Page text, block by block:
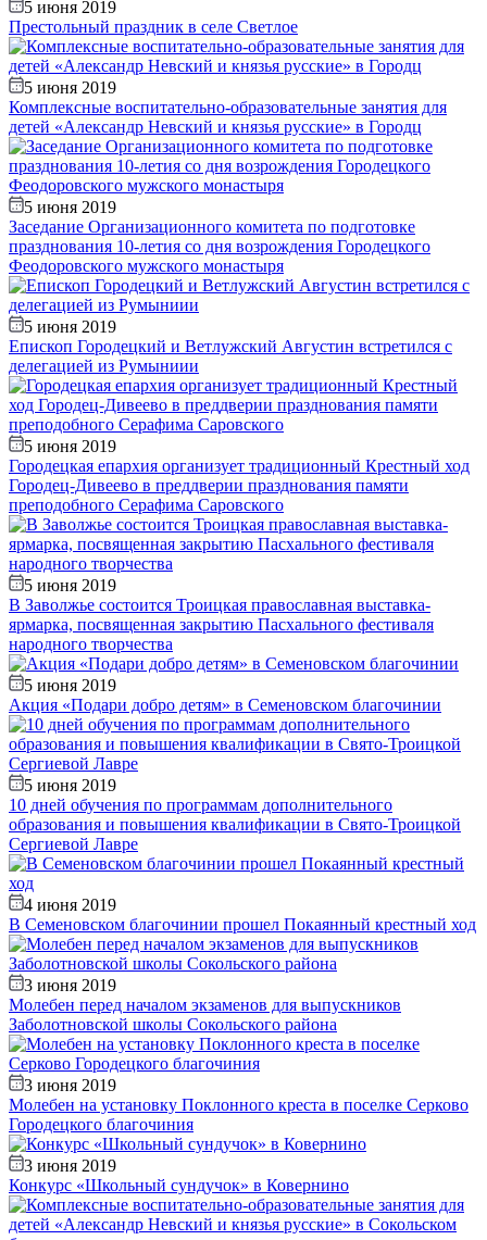
5 июня 2019
Престольный праздник в селе Светлое
5 июня 2019
Комплексные воспитательно-образовательные занятия для
детей «Александр Невский и князья русские» в Городц
5 июня 2019
Заседание Организационного комитета по подготовке
празднования 10-летия со дня возрождения Городецкого
Феодоровского мужского монастыря
5 июня 2019
Епископ Городецкий и Ветлужский Августин встретился с
делегацией из Румыниии
5 июня 2019
Городецкая епархия организует традиционный Крестный ход
Городец-Дивеево в преддверии празднования памяти
преподобного Серафима Саровского
5 июня 2019
В Заволжье состоится Троицкая православная выставка-
ярмарка, посвященная закрытию Пасхального фестиваля
народного творчества
5 июня 2019
Акция «Подари добро детям» в Семеновском благочинии
5 июня 2019
10 дней обучения по программам дополнительного
образования и повышения квалификации в Свято-Троицкой
Сергиевой Лавре
4 июня 2019
В Семеновском благочинии прошел Покаянный крестный ход
3 июня 2019
Молебен перед началом экзаменов для выпускников
Заболотновской школы Сокольского района
3 июня 2019
Молебен на установку Поклонного креста в поселке Серково
Городецкого благочиния
3 июня 2019
Конкурс «Школьный сундучок» в Ковернино